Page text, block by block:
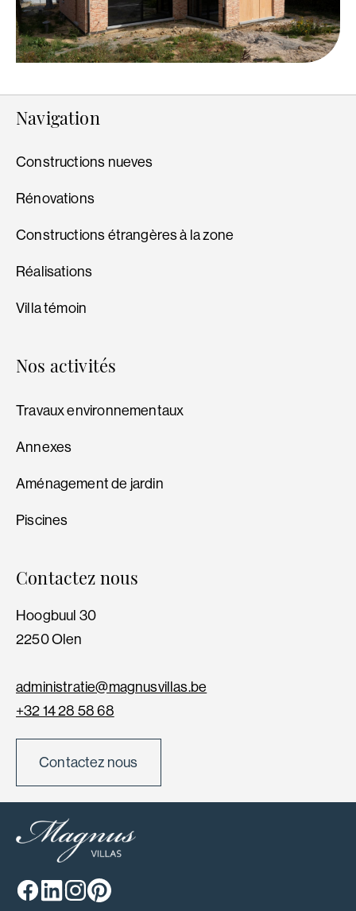
Navigation
Constructions nueves
Rénovations
Constructions étrangères à la zone
Réalisations
Villa témoin
Nos activités
Travaux environnementaux
Annexes
Aménagement de jardin
Piscines
Contactez nous
Hoogbuul 30
2250 Olen
administratie@magnusvillas.be
+32 14 28 58 68
Contactez nous
Facebook
LinkedinInstagram
Pinterest